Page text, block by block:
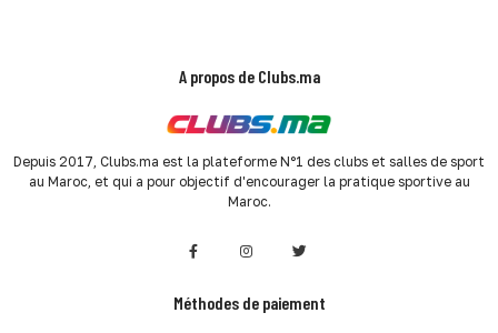
A propos de Clubs.ma
Depuis 2017, Clubs.ma est la plateforme N°1 des clubs et salles de sport
au Maroc, et qui a pour objectif d'encourager la pratique sportive au
Maroc.
Méthodes de paiement